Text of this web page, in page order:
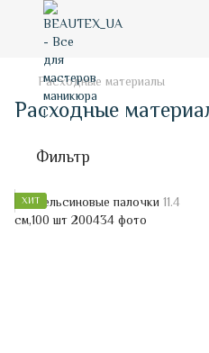
Расходные материалы
Расходные
Фильтр
ХИТ